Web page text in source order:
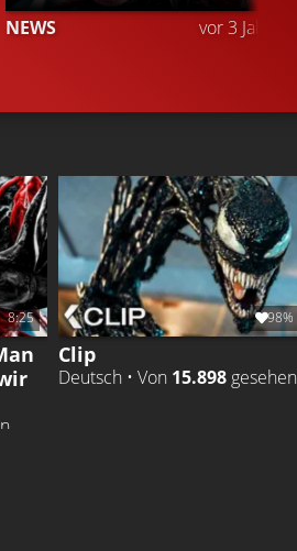
NEWS vor 3 Jahren
8:25 98%
Clip
Deutsch • Von 15.898 gesehen